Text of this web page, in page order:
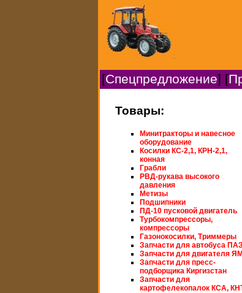
[Спецпредложение] [
Товары:
Минитракторы и навесное
оборудование
Косилки КС-2,1, КРН-2,1,
конная
Грабли
РВД-рукава высокого
давления
Метизы
Подшипники
ПД-10 пусковой двигатель
Турбокомпрессоры,
компрессоры
Газонокосилки, Триммеры
Запчасти для автобуса ПАЗ
Запчасти для двигателя
Запчасти для пресс-
подборщика Киргизстан
Запчасти для
картофелекопалок КСА,